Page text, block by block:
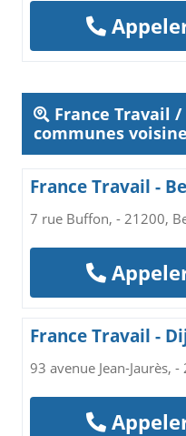
France Travail
communes
France Travail -
7 rue Buffon, - 21200,
France Travail -
93 avenue Jean-Jaurès,